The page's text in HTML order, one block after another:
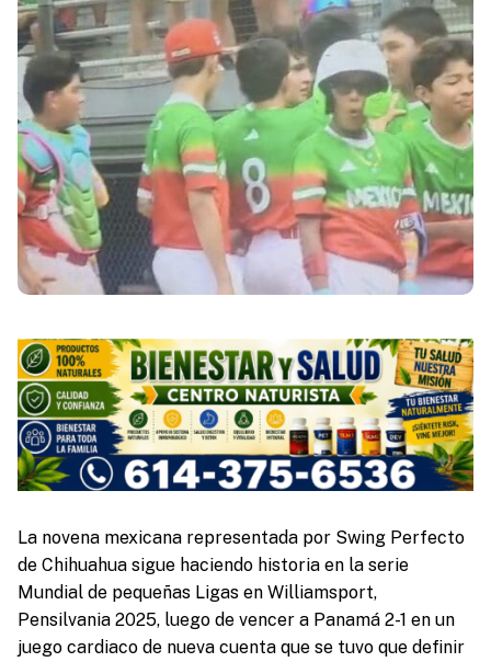
La novena mexicana representada por Swing Perfecto
de Chihuahua sigue haciendo historia en la serie
Mundial de pequeñas Ligas en Williamsport,
Pensilvania 2025, luego de vencer a Panamá 2-1 en un
juego cardiaco de nueva cuenta que se tuvo que definir